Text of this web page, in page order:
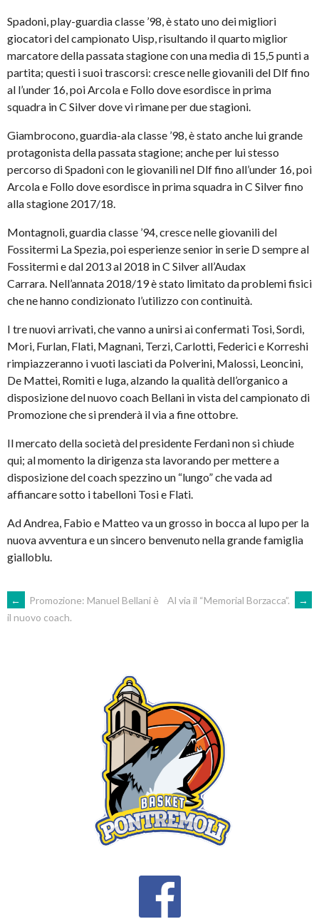
Spadoni, play-guardia classe ’98, è stato uno dei migliori
giocatori del campionato Uisp, risultando il quarto miglior
marcatore della passata stagione con una media di 15,5 punti a
partita; questi i suoi trascorsi: cresce nelle giovanili del Dlf fino
al l’under 16, poi Arcola e Follo dove esordisce in prima
squadra in C Silver dove vi rimane per due stagioni.
Giambrocono, guardia-ala classe ’98, è stato anche lui grande
protagonista della passata stagione; anche per lui stesso
percorso di Spadoni con le giovanili nel Dlf fino all’under 16, poi
Arcola e Follo dove esordisce in prima squadra in C Silver fino
alla stagione 2017/18.
Montagnoli, guardia classe ’94, cresce nelle giovanili del
Fossitermi La Spezia, poi esperienze senior in serie D sempre al
Fossitermi e dal 2013 al 2018 in C Silver all’Audax
Carrara. Nell’annata 2018/19 è stato limitato da problemi fisici
che ne hanno condizionato l’utilizzo con continuità.
I tre nuovi arrivati, che vanno a unirsi ai confermati Tosi, Sordi,
Mori, Furlan, Flati, Magnani, Terzi, Carlotti, Federici e Korreshi
rimpiazzeranno i vuoti lasciati da Polverini, Malossi, Leoncini,
De Mattei, Romiti e Iuga, alzando la qualità dell’organico a
disposizione del nuovo coach Bellani in vista del campionato di
Promozione che si prenderà il via a fine ottobre.
Il mercato della società del presidente Ferdani non si chiude
qui; al momento la dirigenza sta lavorando per mettere a
disposizione del coach spezzino un “lungo” che vada ad
affiancare sotto i tabelloni Tosi e Flati.
Ad Andrea, Fabio e Matteo va un grosso in bocca al lupo per la
nuova avventura e un sincero benvenuto nella grande famiglia
gialloblu.
POST
←
Promozione: Manuel Bellani è
il nuovo coach.
Al via il “Memorial Borzacca”. →